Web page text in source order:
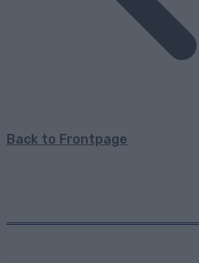
Back to Frontpage